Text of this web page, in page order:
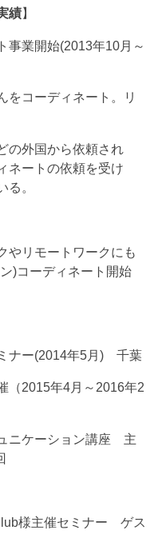
績】
事業開始(2013年10月～
をコーディネート。リ
の外国から依頼され
ネートの依頼を受け
る。
やリモートワークにも
)コーディネート開始
ナー(2014年5月) 千葉
（2015年4月～2016年2
ニケーション講座 主
様主催セミナー ゲス